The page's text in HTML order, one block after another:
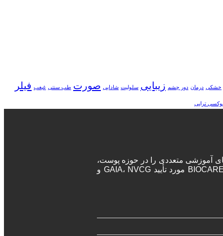
خشکی درمان دور چشم زیبایی سلولیت شادابی صورت طب سنتی غبغب فیلر
تراپی
آموزشی متعددی را در حوزه پوست،
مو و زیبایی برگزار می‌نماید. پزشکان و جراحان در این دوره‌ها پس از اتمام دوره، مدرک معتبر بین المللی دریافت خواهند کرد. آکادمی BIOCARE مورد تأیید GAIA، NVCG و